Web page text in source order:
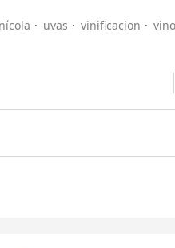
uvas vinificacion
vino